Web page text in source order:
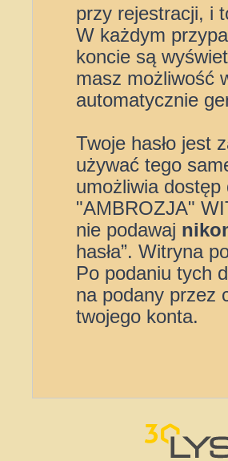
przy rejestracji, i
W każdym
koncie są
masz możliwość
automatycznie
Twoje hasło jest
używać tego
umożliwia
"AMBROZJA"
nie podawaj
hasła”. Witryna
Po podaniu tych
na podany przez
twojego konta.